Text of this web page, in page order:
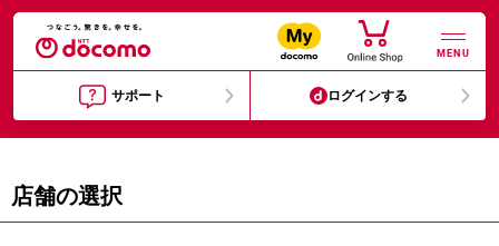
MENU
サポート ログインする
店舗の選択